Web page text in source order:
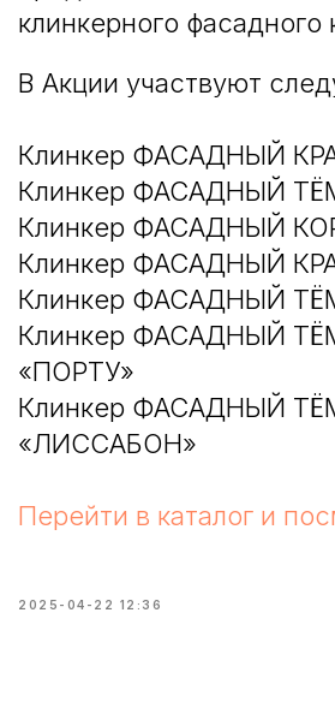
клинкерного
В Акции участвуют
Клинкер ФАСАДНЫЙ
Клинкер ФАСАДНЫЙ
Клинкер ФАСАДНЫЙ
Клинкер ФАСАДНЫЙ
Клинкер ФАСАДНЫЙ
Клинкер ФАСАДНЫЙ
«ПОРТУ»
Клинкер ФАСАДНЫЙ
«ЛИССАБОН»
Перейти в каталог и
2025-04-22 12:36